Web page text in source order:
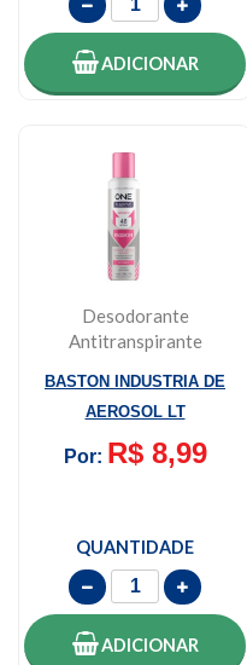
ADICIONAR
Desodorante
Antitranspirante
Women One P...
BASTON INDUSTRIA DE
AEROSOL LT
Por: R$ 8,99
QUANTIDADE
ADICIONAR